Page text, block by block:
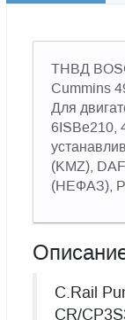
ТНВД
Cummins
Для
6ISBe210,
(KMZ),
(НЕФАЗ),
C.Rail
CR/